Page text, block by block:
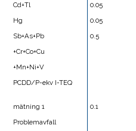
Cd+Tl
0.05
Hg
0.05
Sb+As+Pb
0.5
+Cr+Co+Cu
+Mn+Ni+V
PCDD/P-ekv I-TEQ
mätning 1
0.1
Problemavfall